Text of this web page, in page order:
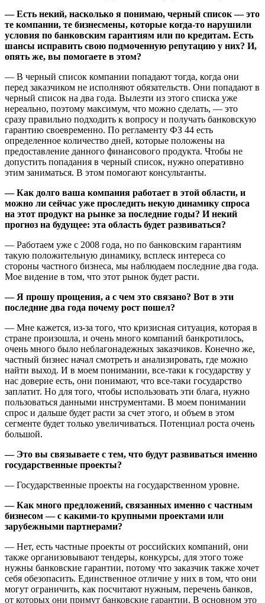
— Есть некий, насколько я понимаю, черный список — это
те компании, те бизнесмены, которые когда-то нарушили
условия по банковским гарантиям или по кредитам. Есть
шансы исправить свою подмоченную репутацию у них? И,
опять же, вы помогаете в этом?
— В черный список компании попадают тогда, когда они
перед заказчиком не исполняют обязательств. Они попадают в
черный список на два года. Вылезти из этого списка уже
нереально, поэтому максимум, что можно сделать, — это
сразу правильно подходить к вопросу и получать банковскую
гарантию своевременно. По регламенту ФЗ 44 есть
определенное количество дней, которые положены на
предоставление данного финансового продукта. Чтобы не
допустить попадания в черный список, нужно оперативно
этим заниматься. В этом помогают консультанты.
— Как долго ваша компания работает в этой области, и
можно ли сейчас уже проследить некую динамику спроса
на этот продукт на рынке за последние годы? И некий
прогноз на будущее: эта область будет развиваться?
— Работаем уже с 2008 года, но по банковским гарантиям
такую положительную динамику, всплеск интереса со
стороны частного бизнеса, мы наблюдаем последние два года.
Мое видение в том, что этот рынок будет расти.
— Я прошу прощения, а с чем это связано? Вот в эти
последние два года почему рост пошел?
— Мне кажется, из-за того, что кризисная ситуация, которая в
стране произошла, и очень много компаний банкротилось,
очень много было неблагонадежных заказчиков. Конечно же,
частный бизнес начал смотреть и анализировать, где можно
найти выход. И в моем понимании, все-таки к государству у
нас доверие есть, они понимают, что все-таки государство
заплатит. Но для того, чтобы использовать эти блага, нужно
пользоваться данными инструментами. В моем понимании
спрос и дальше будет расти за счет этого, и объем в этом
сегменте будет только увеличиваться. Потенциал роста очень
большой.
— Это вы связываете с тем, что будут развиваться именно
государственные проекты?
— Государственные проекты на государственном уровне.
— Как много предложений, связанных именно с частным
бизнесом — с какими-то крупными проектами или
зарубежными партнерами?
— Нет, есть частные проекты от российских компаний, они
также организовывают тендеры, конкурсы, для этого тоже
нужны банковские гарантии, потому что заказчик также хочет
себя обезопасить. Единственное отличие у них в том, что они
могут ограничить, как посчитают нужным, перечень банков,
от которых они примут банковские гарантии. В основном это